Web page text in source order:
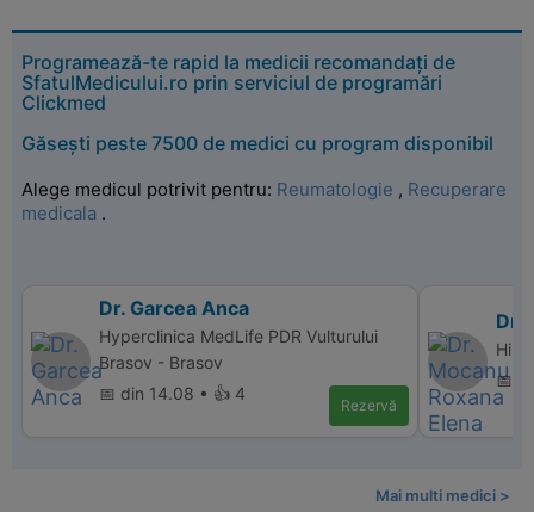
Programează-te rapid la medicii recomandați de
SfatulMedicului.ro prin serviciul de programări
Clickmed
Găsești peste 7500 de medici cu program disponibil
Alege medicul potrivit pentru: Reumatologie , Recuperare
medicala .
Dr. Garcea Anca
Hyperclinica MedLife PDR Vulturului
Brasov - Brasov
📅 din 14.08 • 👍 4
Rezervă
Dr.
📅
Mai multi medici >